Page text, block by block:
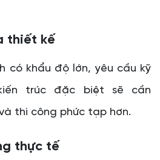
thiết kế
khẩu độ lớn, yêu cầu kỹ
trúc đặc biệt sẽ cần
thi công phức tạp hơn.
thực tế